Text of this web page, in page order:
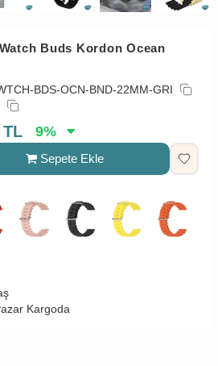
Buds Kordon Ocean
BDS-OCN-BND-22MM-GRI
TL 9%
Sepete Ekle
Kargoda